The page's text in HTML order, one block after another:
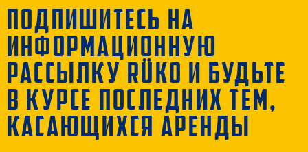
ПОДПИШИТЕСЬ НА
ИНФОРМАЦИОННУЮ
РАССЫЛКУ RÜKO И БУДЬТЕ
В КУРСЕ ПОСЛЕДНИХ ТЕМ,
КАСАЮЩИХСЯ АРЕНДЫ